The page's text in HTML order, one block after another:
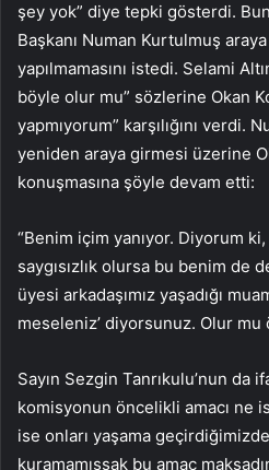
şey yok” diye tepki gösterdi.
Başkanı Numan Kurtulmuş
yapılmamasını istedi. Selami
böyle olur mu” sözlerine Okan
yapmıyorum” karşılığını verdi.
yeniden araya girmesi üzerine
konuşmasına şöyle devam etti:
“Benim içim yanıyor. Diyorum
saygısızlık olursa bu benim de
üyesi arkadaşımız yaşadığı
meseleniz’ diyorsunuz. Olur mu
Sayın Sezgin Tanrıkulu’nun da
komisyonun öncelikli amacı ne
ise onları yaşama
kuramamışsak bu amaç